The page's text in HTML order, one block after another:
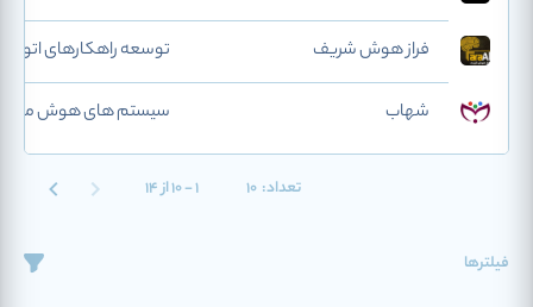
فراز هوش شریف توسعه راهکارهای
شهاب سیستم های هوش
تعداد: 10 1 - 10 از 14
فیلترها